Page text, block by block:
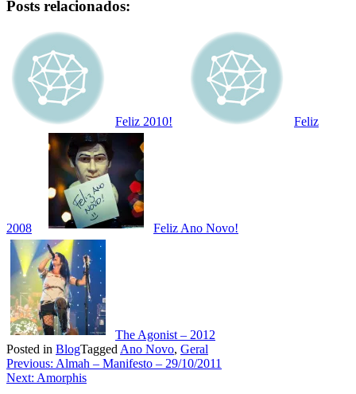
Posts relacionados:
Feliz 2010! Feliz
2008 Feliz Ano Novo!
The Agonist – 2012
Posted in BlogTagged Ano Novo, Geral
Navegação
de
Previous: Almah – Manifesto – 29/10/2011
Next: Amorphis